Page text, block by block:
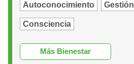
Autoconocimiento
Consciencia
Más Bienestar